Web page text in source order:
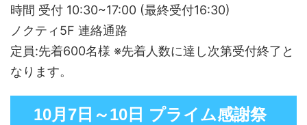
時間 受付 10:30~17:00 (最終受付16:30)
ノクティ5F 連絡通路
定員:先着600名様 ※先着人数に達し次第受付終了と
なります。
10月7日～10日 プライム感謝祭